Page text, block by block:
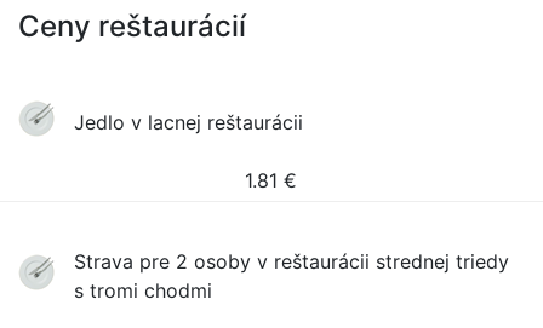
Ceny reštaurácií
Jedlo v lacnej reštaurácii
1.81 €
Strava pre 2 osoby v reštaurácii strednej triedy
s tromi chodmi